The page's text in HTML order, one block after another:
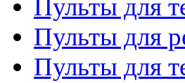
Пульты для
Пульты для
Пульты для